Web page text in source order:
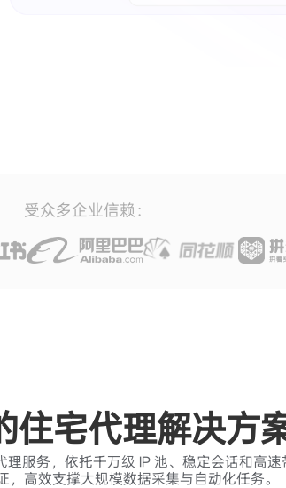
受众多企业信赖：
住宅代理解决方
服务，依托千万级 IP 池、稳定会话和高
，高效支撑大规模数据采集与自动化任务。